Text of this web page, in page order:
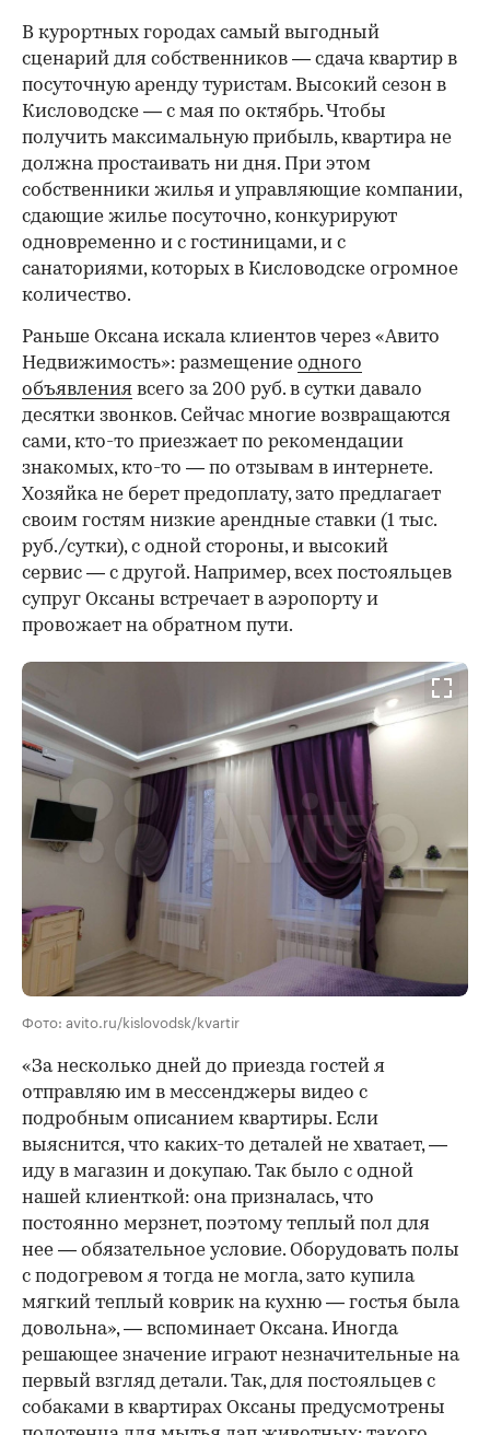
В курортных городах самый выгодный
сценарий для собственников — сдача квартир в
посуточную аренду туристам. Высокий сезон в
Кисловодске — с мая по октябрь. Чтобы
получить максимальную прибыль, квартира не
должна простаивать ни дня. При этом
собственники жилья и управляющие компании,
сдающие жилье посуточно, конкурируют
одновременно и с гостиницами, и с
санаториями, которых в Кисловодске огромное
количество.
Раньше Оксана искала клиентов через «Авито
Недвижимость»: размещение одного
объявления всего за 200 руб. в сутки давало
десятки звонков. Сейчас многие возвращаются
сами, кто-то приезжает по рекомендации
знакомых, кто-то — по отзывам в интернете.
Хозяйка не берет предоплату, зато предлагает
своим гостям низкие арендные ставки (1 тыс.
руб./сутки), с одной стороны, и высокий
сервис — с другой. Например, всех постояльцев
супруг Оксаны встречает в аэропорту и
провожает на обратном пути.
Фото: avito.ru/kislovodsk/kvartir
«За несколько дней до приезда гостей я
отправляю им в мессенджеры видео с
подробным описанием квартиры. Если
выяснится, что каких-то деталей не хватает, —
иду в магазин и докупаю. Так было с одной
нашей клиенткой: она призналась, что
постоянно мерзнет, поэтому теплый пол для
нее — обязательное условие. Оборудовать полы
с подогревом я тогда не могла, зато купила
мягкий теплый коврик на кухню — гостья была
довольна», — вспоминает Оксана. Иногда
решающее значение играют незначительные на
первый взгляд детали. Так, для постояльцев с
собаками в квартирах Оксаны предусмотрены